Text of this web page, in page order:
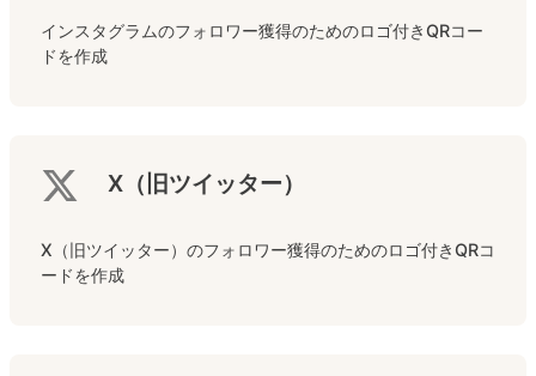
インスタグラムのフォロワー獲得のためのロゴ付きQRコー
ドを作成
X（旧ツイッター）
X（旧ツイッター）のフォロワー獲得のためのロゴ付きQRコ
ードを作成